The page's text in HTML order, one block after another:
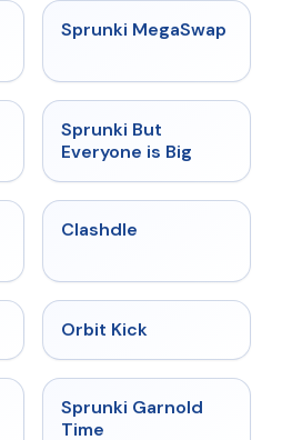
★ 4.5
Sprunki MegaSwap
Sprunki But
Everyone is Big
Clashdle
Orbit Kick
★
Sprunki Garnold
Time